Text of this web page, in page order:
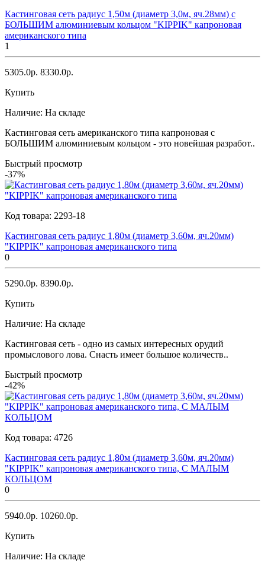
Кастинговая сеть радиус 1,50м (диаметр 3,0м, яч.28мм) с
БОЛЬШИМ алюминиевым кольцом "KIPPIK" капроновая
американского типа
1
5305.0р. 8330.0р.
Купить
Наличие: На складе
Кастинговая сеть американского типа капроновая с
БОЛЬШИМ алюминиевым кольцом - это новейшая разработ..
Быстрый просмотр
-37%
Код товара: 2293-18
Кастинговая сеть радиус 1,80м (диаметр 3,60м, яч.20мм)
"KIPPIK" капроновая американского типа
0
5290.0р. 8390.0р.
Купить
Наличие: На складе
Кастинговая сеть - одно из самых интересных орудий
промыслового лова. Снасть имеет большое количеств..
Быстрый просмотр
-42%
Код товара: 4726
Кастинговая сеть радиус 1,80м (диаметр 3,60м, яч.20мм)
"KIPPIK" капроновая американского типа, С МАЛЫМ
КОЛЬЦОМ
0
5940.0р. 10260.0р.
Купить
Наличие: На складе